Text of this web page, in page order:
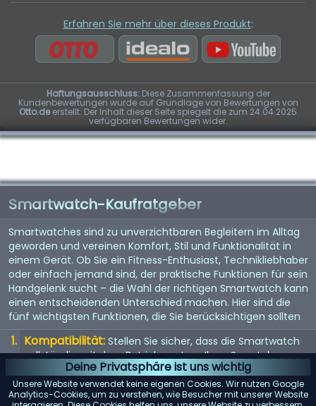
Deine Privatsphäre ist uns wichtig
Unsere Website verwendet keine eigenen Cookies. Wir nutzen Google
Analytics-Cookies, um zu verstehen, wie Besucher mit unserer Website
Erfahren Sie mehr über dieses Produkt:
Haftungsausschluss:Diese Zusammenfassung der
Kundenbewertungen wurde auf Grundlage von Bewertungen von
Otto.deerstellt. Der Inhalt dieser Seite spiegelt die zum 24.04.2025
verfügbaren Bewertungen wider.
Smartwatch-Kaufratgeber
Smartwatches sind zu unverzichtbaren Begleitern im Alltag
geworden und vereinen Komfort, Stil und Funktionalität in
einem Gerät. Ob Sie ein Fitness-Enthusiast, Technikliebhaber
oder einfach jemand sind, der praktische Funktionen für sein
Handgelenk sucht – die Wahl der richtigen Smartwatch kann
einen entscheidenden Unterschied machen. Hier sind die
fünf wichtigsten Funktionen, die Sie berücksichtigen sollten
Kompatibilität: Stellen Sie sicher, dass die Smartwatch
vollständig mit dem Betriebssystem Ihres Smartphones
(iOS oder Android) kompatibel ist, um mögliche
Einschränkungen zu vermeiden.